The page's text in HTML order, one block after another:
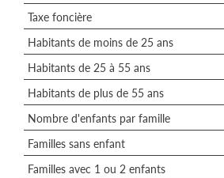
Taxe foncière
Habitants de moins de 25 ans
Habitants de 25 à 55 ans
Habitants de plus de 55 ans
Nombre d'enfants par famille
Familles sans enfant
Familles avec 1 ou 2 enfants